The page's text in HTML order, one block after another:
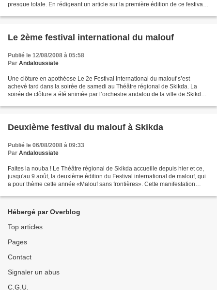
presque totale. En rédigeant un article sur la première édition de ce festival,
Le 2ème festival international du malouf
Publié le 12/08/2008 à 05:58
Par Andaloussiate
Une clôture en apothéose Le 2e Festival international du malouf s’est
achevé tard dans la soirée de samedi au Théâtre régional de Skikda. La
soirée de clôture a été animée par l’orchestre andalou de la ville de Skikda,
Deuxième festival du malouf à Skikda
Publié le 06/08/2008 à 09:33
Par Andaloussiate
Faites la nouba ! Le Théâtre régional de Skikda accueille depuis hier et ce,
jusqu'au 9 août, la deuxième édition du Festival international de malouf, qui
a pour thème cette année «Malouf sans frontières». Cette manifestation
Hébergé par Overblog
Top articles
Pages
Contact
Signaler un abus
C.G.U.